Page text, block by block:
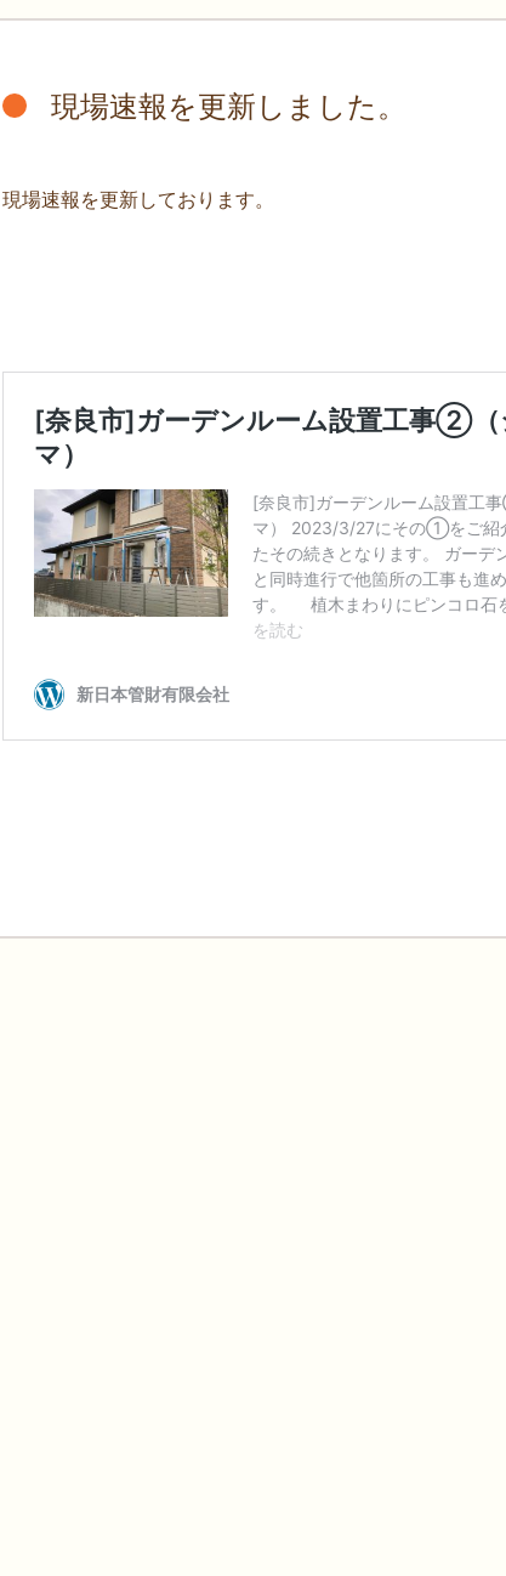
現場速報を更新しました。
現場速報を更新しております。